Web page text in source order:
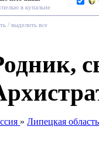
в купальне
/ выделить все
»Липецкая область